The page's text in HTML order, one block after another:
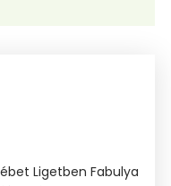
Ligetben Fabulya